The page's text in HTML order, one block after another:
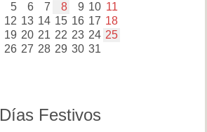
5 6 7 8 9 10 11
12 13 14 15 16 17 18
19 20 21 22 23 24 25
26 27 28 29 30 31
Días Festivos